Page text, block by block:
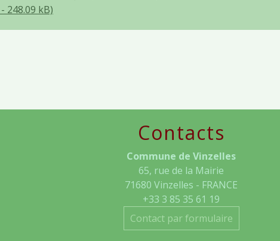
248.09 kB)
Contacts
Commune de Vinzelles
65, rue de la Mairie
71680 Vinzelles - FRANCE
+33 3 85 35 61 19
Contact par formulaire